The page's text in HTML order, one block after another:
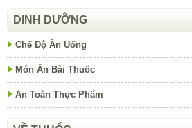
DINH DƯỠNG
Chế Độ Ăn Uống
Món Ăn Bài Thuốc
An Toàn Thực Phẩm